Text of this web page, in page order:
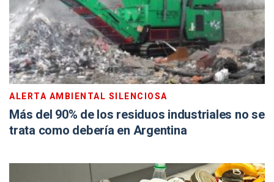
ALERTA AMBIENTAL SILENCIOSA
Más del 90% de los residuos industriales no se
trata como debería en Argentina